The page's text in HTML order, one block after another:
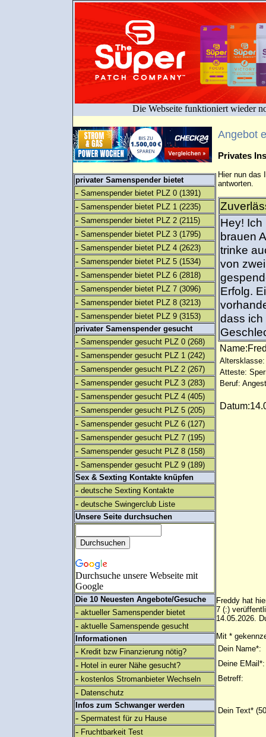
Die Webseite funktioniert wieder
privater Samenspender bietet
- Samenspender bietet PLZ 0 (1391)
- Samenspender bietet PLZ 1 (2235)
- Samenspender bietet PLZ 2 (2115)
- Samenspender bietet PLZ 3 (1795)
- Samenspender bietet PLZ 4 (2623)
- Samenspender bietet PLZ 5 (1534)
- Samenspender bietet PLZ 6 (2818)
- Samenspender bietet PLZ 7 (3096)
- Samenspender bietet PLZ 8 (3213)
- Samenspender bietet PLZ 9 (3153)
privater Samenspender gesucht
- Samenspender gesucht PLZ 0 (268)
- Samenspender gesucht PLZ 1 (242)
- Samenspender gesucht PLZ 2 (267)
- Samenspender gesucht PLZ 3 (283)
- Samenspender gesucht PLZ 4 (405)
- Samenspender gesucht PLZ 5 (205)
- Samenspender gesucht PLZ 6 (127)
- Samenspender gesucht PLZ 7 (195)
- Samenspender gesucht PLZ 8 (158)
- Samenspender gesucht PLZ 9 (189)
Sex & Sexting Kontakte knüpfen
- deutsche Sexting Kontakte
- deutsche Swingerclub Liste
Unsere Seite durchsuchen
Durchsuche unsere Webseite mit
Google
Die 10 Neuesten Angebote/Gesuche
- aktueller Samenspender bietet
- aktuelle Samenspende gesucht
Informationen
- Kredit bzw Finanzierung nötig?
- Hotel in eurer Nähe gesucht?
- kostenlos Stromanbieter Wechseln
- Datenschutz
Infos zum Schwanger werden
- Spermatest für zu Hause
- Fruchtbarkeit Test
Angebot
Privates
Hier nun das
antworten.
Hey!
brauen
trinke
von
Erfolg.
dass ich
Altersklasse:
Atteste:
Beruf:
Freddy hat
7 (:)
14.05.2026.
Mit *
Dein Name*:
Deine EMail*:
Betreff:
Dein Text*